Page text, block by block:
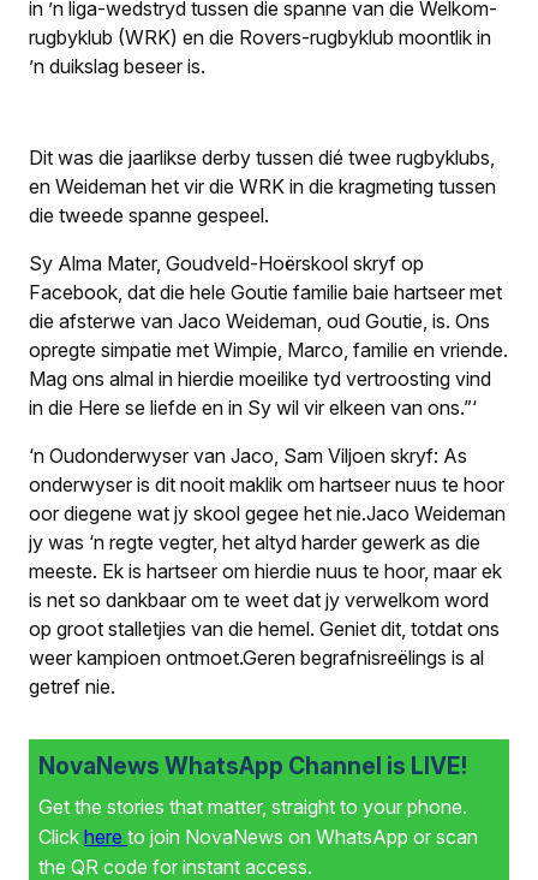
in ’n liga-wedstryd tussen die spanne van die Welkom-
rugbyklub (WRK) en die Rovers-rugbyklub moontlik in
’n duikslag beseer is.
Dit was die jaarlikse derby tussen dié twee rugbyklubs,
en Weideman het vir die WRK in die kragmeting tussen
die tweede spanne gespeel.
Sy Alma Mater, Goudveld-Hoërskool skryf op
Facebook, dat die hele Goutie familie baie hartseer met
die afsterwe van Jaco Weideman, oud Goutie, is. Ons
opregte simpatie met Wimpie, Marco, familie en vriende.
Mag ons almal in hierdie moeilike tyd vertroosting vind
in die Here se liefde en in Sy wil vir elkeen van ons.”‘
‘n Oudonderwyser van Jaco, Sam Viljoen skryf: As
onderwyser is dit nooit maklik om hartseer nuus te hoor
oor diegene wat jy skool gegee het nie.Jaco Weideman
jy was ‘n regte vegter, het altyd harder gewerk as die
meeste. Ek is hartseer om hierdie nuus te hoor, maar ek
is net so dankbaar om te weet dat jy verwelkom word
op groot stalletjies van die hemel. Geniet dit, totdat ons
weer kampioen ontmoet.Geren begrafnisreëlings is al
getref nie.
NovaNews WhatsApp Channel is LIVE!
Get the stories that matter, straight to your phone.
Click here to join NovaNews on WhatsApp or scan
the QR code for instant access.